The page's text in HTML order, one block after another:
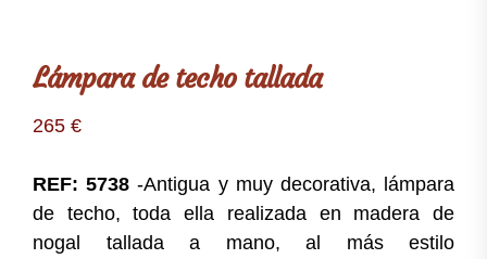
Lámpara de techo tallada
265 €
REF: 5738 -Antigua y muy decorativa, lámpara
de techo, toda ella realizada en madera de
nogal tallada a mano, al más estilo